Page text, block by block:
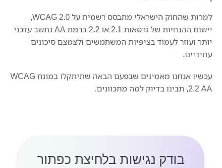
למרות שהחוק הישראלי מתבסס רשמית על WCAG 2.0,
יישום ההנחיות של גרסאות 2.1 או 2.2 ברמת AA נחשב עדכני
יותר ועוזר לעמוד בציפיות המשתמשים ולצמצם סיכונים
עתידיים.
עכשיו אנחנו מאמינים שבפעם הבאה שתיתקלו במונח WCAG
2.2 AA, תבינו בדיוק למה מתכוונים.
בודק נגישות בלחיצת כפתור